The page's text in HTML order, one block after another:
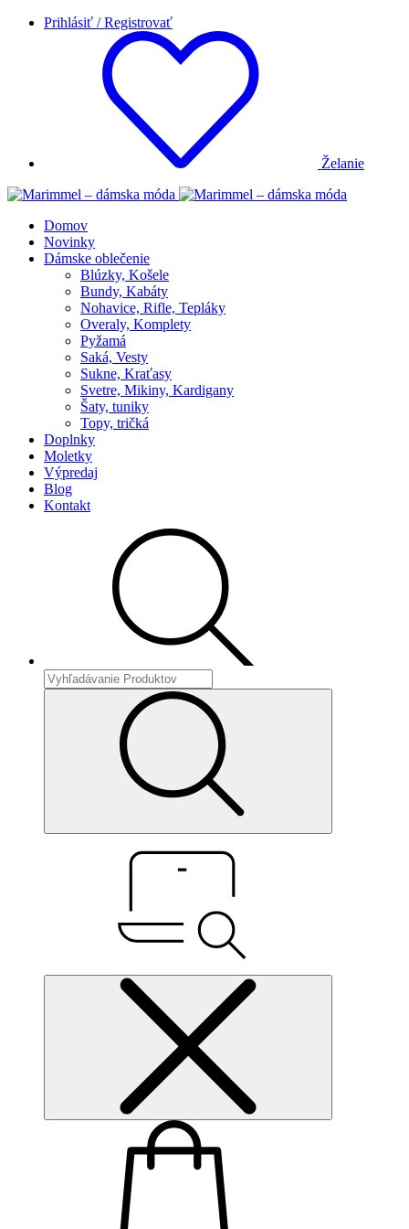
Prihlásiť / Registrovať
Želanie
Domov
Novinky
Dámske oblečenie
Blúzky, Košele
Bundy, Kabáty
Nohavice, Rifle, Tepláky
Overaly, Komplety
Pyžamá
Saká, Vesty
Sukne, Kraťasy
Svetre, Mikiny, Kardigany
Šaty, tuniky
Topy, tričká
Doplnky
Moletky
Výpredaj
Blog
Kontakt